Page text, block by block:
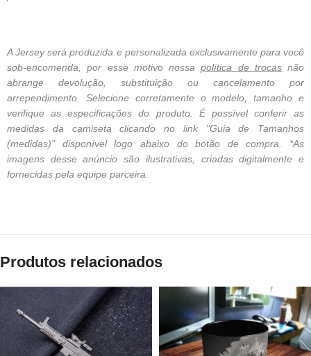
A Jersey será produzida e personalizada exclusivamente para você
sob-encomenda, por esse motivo nossapolítica de trocasnão
abrange devolução, substituição ou cancelamento por
arrependimento. Selecione corretamente o modelo, tamanho e
verifique as especificações do produto. É possível conferir as
medidas da camiseta clicando no link "Guia de Tamanhos
(medidas)" disponível logo abaixo do botão de compra. *As
imagens desse anúncio são ilustrativas, criadas digitalmente e
fornecidas pela equipe parceira.
Produtos relacionados